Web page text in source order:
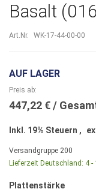
Basalt
Art.Nr. WK-17-44-00-00
AUF LAGER
Preis ab
447,22 €
Inkl. 19% Steuern ,
Versandgruppe 200
Lieferzeit Deutschland: 4 -
Plattenstärke